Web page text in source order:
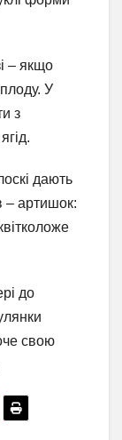
– якщо
У
з
дають
– артишок:
до
свою